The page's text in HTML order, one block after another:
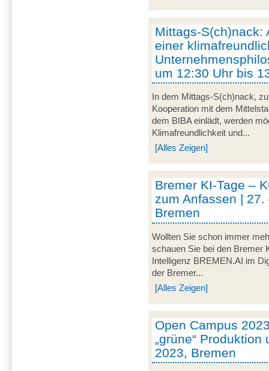
Mittags-S(ch)nack:
einer
um 12:30 Uhr bis
In dem Mittags-S(ch)nack,
Kooperation mit dem
dem BIBA einlädt, werden
Klimafreundlichkeit und...
[Alles Zeigen]
Bremer KI-Tage –
zum Anfassen |
Bremen
Wollten Sie schon immer
schauen Sie bei den Bremer
Intelligenz BREMEN.AI im
der Bremer...
[Alles Zeigen]
Open Campus
„grüne“
2023, Bremen